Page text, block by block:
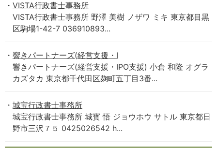
VISTA行政書士事務所
VISTA行政書士事務所 野澤 美樹 ノザワ ミキ 東京都目黒
区駒場1-42-7 036910893...
響きパートナーズ(経営支援・I
響きパートナーズ(経営支援・IPO支援) 小倉 和隆 オグラ
カズタカ 東京都千代田区麹町五丁目3番...
城宝行政書士事務所
城宝行政書士事務所 城寳 悟 ジョウホウ サトル 東京都日
野市三沢７５ 0425026542 h...